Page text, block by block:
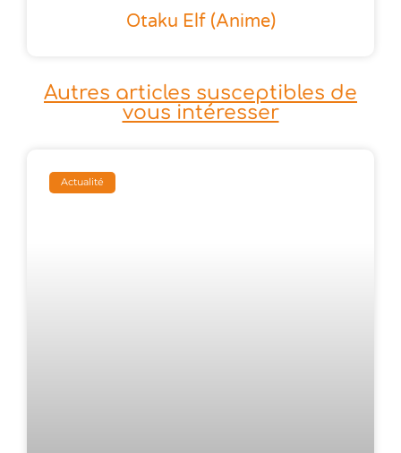
Otaku Elf (anime)
Autres articles susceptibles de
vous intéresser
Actualité